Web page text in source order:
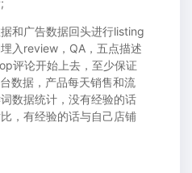
广告数据回头进行listing
入review，QA，五点描述
评论开始上去，至少保证
数据，产品每天销售和流
数据统计，没有经验的话
，有经验的话与自己店铺